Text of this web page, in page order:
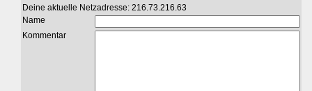
Deine aktuelle Netzadresse: 216.73.216.63
Name
Kommentar